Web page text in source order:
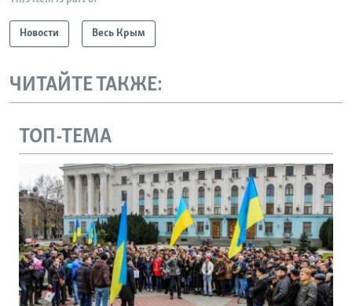
Новости Весь Крым
ЧИТАЙТЕ ТАКЖЕ:
ТОП-ТЕМА